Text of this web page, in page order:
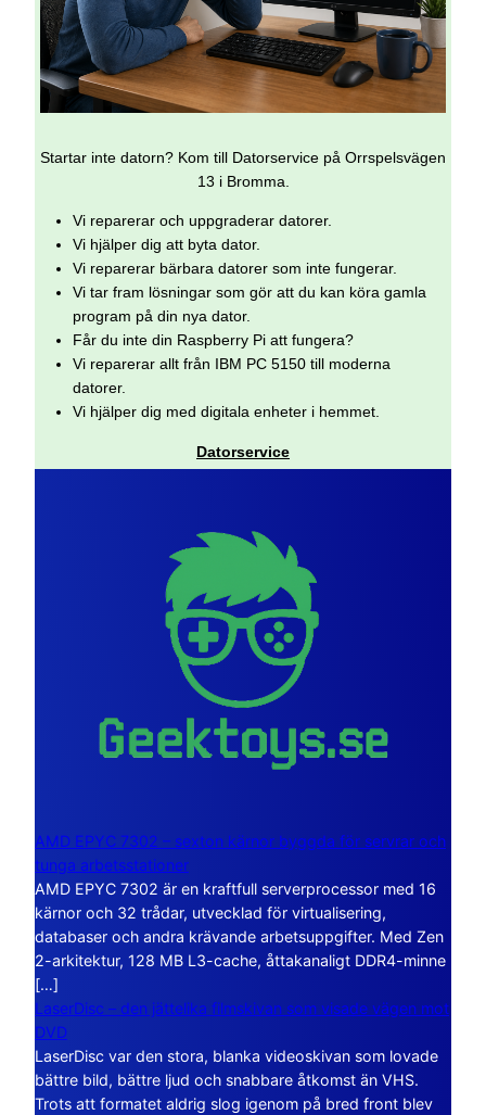
Startar inte datorn? Kom till Datorservice på Orrspelsvägen
13 i Bromma.
Vi reparerar och uppgraderar datorer.
Vi hjälper dig att byta dator.
Vi reparerar bärbara datorer som inte fungerar.
Vi tar fram lösningar som gör att du kan köra gamla
program på din nya dator.
Får du inte din Raspberry Pi att fungera?
Vi reparerar allt från IBM PC 5150 till moderna
datorer.
Vi hjälper dig med digitala enheter i hemmet.
Datorservice
AMD EPYC 7302 – sexton kärnor byggda för servrar och
tunga arbetsstationer
AMD EPYC 7302 är en kraftfull serverprocessor med 16
kärnor och 32 trådar, utvecklad för virtualisering,
databaser och andra krävande arbetsuppgifter. Med Zen
2-arkitektur, 128 MB L3-cache, åttakanaligt DDR4-minne
[…]
LaserDisc – den jättelika filmskivan som visade vägen mot
DVD
LaserDisc var den stora, blanka videoskivan som lovade
bättre bild, bättre ljud och snabbare åtkomst än VHS.
Trots att formatet aldrig slog igenom på bred front blev